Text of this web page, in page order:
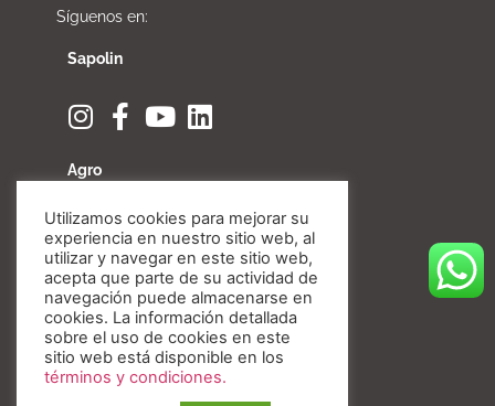
Síguenos en:
Sapolin
Agro
Fibratore
Utilizamos cookies para mejorar su
experiencia en nuestro sitio web, al
utilizar y navegar en este sitio web,
acepta que parte de su actividad de
navegación puede almacenarse en
cookies. La información detallada
sobre el uso de cookies en este
sitio web está disponible en los
términos y condiciones.